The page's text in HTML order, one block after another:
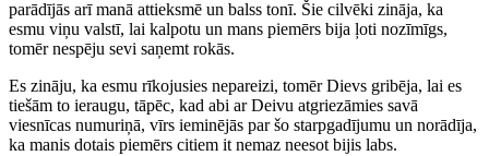
parādījās arī manā attieksmē un balss tonī. Šie cilvēki zināja, ka
esmu viņu valstī, lai kalpotu un mans piemērs bija ļoti nozīmīgs,
tomēr nespēju sevi saņemt rokās.
Es zināju, ka esmu rīkojusies nepareizi, tomēr Dievs gribēja, lai es
tiešām to ieraugu, tāpēc, kad abi ar Deivu atgriezāmies savā
viesnīcas numuriņā, vīrs ieminējās par šo starpgadījumu un norādīja,
ka manis dotais piemērs citiem it nemaz neesot bijis labs.